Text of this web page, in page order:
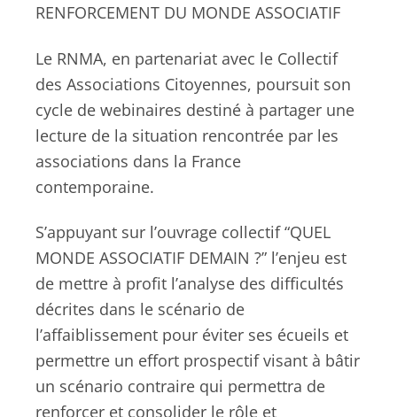
RENFORCEMENT DU MONDE ASSOCIATIF
Le RNMA, en partenariat avec le Collectif
des Associations Citoyennes, poursuit son
cycle de webinaires destiné à partager une
lecture de la situation rencontrée par les
associations dans la France
contemporaine.
S’appuyant sur l’ouvrage collectif “QUEL
MONDE ASSOCIATIF DEMAIN ?” l’enjeu est
de mettre à profit l’analyse des difficultés
décrites dans le scénario de
l’affaiblissement pour éviter ses écueils et
permettre un effort prospectif visant à bâtir
un scénario contraire qui permettra de
renforcer et consolider le rôle et